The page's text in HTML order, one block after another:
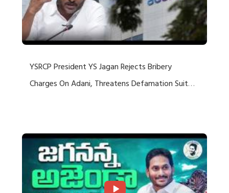
YSRCP President YS Jagan Rejects Bribery
Charges On Adani, Threatens Defamation Suit